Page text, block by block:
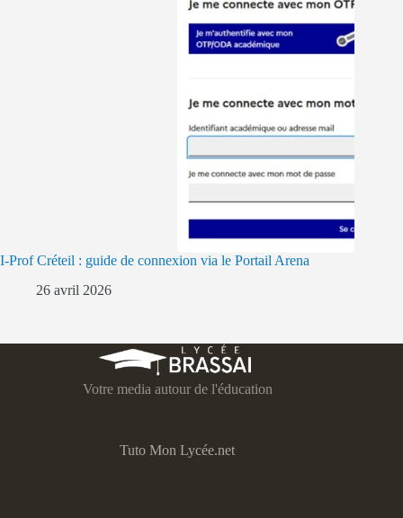
I-Prof Créteil : guide de connexion via le Portail Arena
26 avril 2026
Votre media autour de l'éducation
Tuto Mon Lycée.net